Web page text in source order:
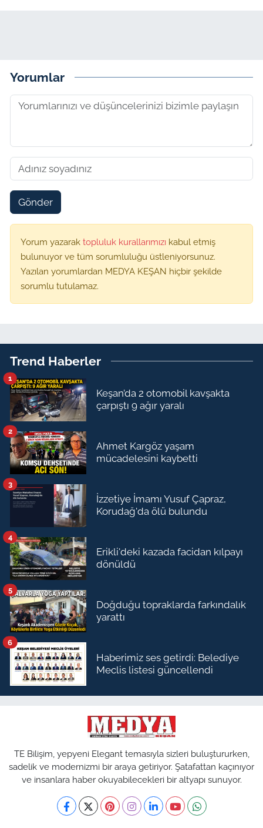
Yorumlar
Gönder
Yorum yazarak topluluk kurallarımızı kabul etmiş
bulunuyor ve tüm sorumluluğu üstleniyorsunuz.
Yazılan yorumlardan MEDYA KEŞAN hiçbir şekilde
sorumlu tutulamaz.
Trend Haberler
Keşan’da 2 otomobil kavşakta
çarpıştı 9 ağır yaralı
1
Ahmet Kargöz yaşam
mücadelesini kaybetti
2
İzzetiye İmamı Yusuf Çapraz,
Korudağ'da ölü bulundu
3
Erikli'deki kazada facidan kılpayı
dönüldü
4
Doğduğu topraklarda farkındalık
yarattı
5
Haberimiz ses getirdi: Belediye
Meclis listesi güncellendi
6
TE Bilişim, yepyeni Elegant temasıyla sizleri buluştururken,
sadelik ve modernizmi bir araya getiriyor. Şatafattan kaçınıyor
ve insanlara haber okuyabilecekleri bir altyapı sunuyor.